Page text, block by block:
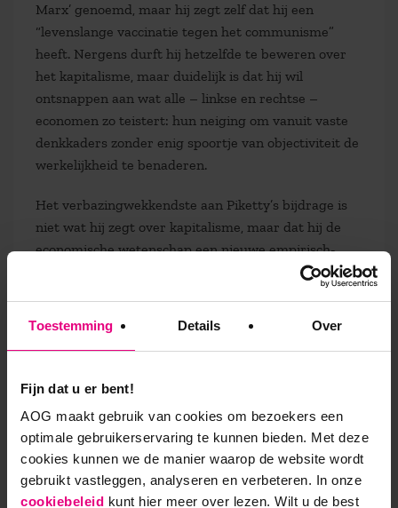
Toestemming Details Over
Fijn dat u er bent!
AOG maakt gebruik van cookies om bezoekers een
optimale gebruikerservaring te kunnen bieden. Met deze
cookies kunnen we de manier waarop de website wordt
gebruikt vastleggen, analyseren en verbeteren. In onze
cookiebeleid kunt hier meer over lezen. Wilt u de best
Marx’ genoemd, maar hij zegt zelf dat hij een
“levenslange vaccinatie tegen het communisme”
heeft. Nergens durft hij hetzelfde te beweren over
het kapitalisme, maar duidelijk is dat hij wil
ontsnappen aan wat alle – linkse en rechtse –
economen zo teistert: hun neiging om vanuit vaste
denkkaders zonder enig spoortje van objectiviteit de
werkelijkheid te benaderen.
Het verbazingwekkendste aan Piketty’s bijdrage is
niet wat hij zegt over kapitalisme, maar dat hij de
economische wetenschap een nieuwe empirisch-
positivistische grondslag wil geven. Hoe naïef het
ook is, hij wil als het ware helemaal vanaf het begin
cruciale passage gaat als volgt: “Wat mij
te dragen aan het vaststellen welke sociale
het meest geschikt zijn om reëel en efficiënt een
rechtvaardige samenleving te vestigen, dat allemaal
in het kader van een Rechtsstaat, waarvan de regels
voor iedereen van meet af aan bekend en